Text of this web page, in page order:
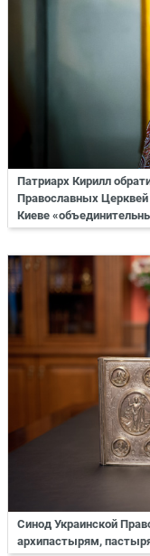
Патриарх Кирилл
Православных
Киеве
Синод Украинской
архипастырям,